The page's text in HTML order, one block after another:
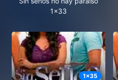
1x33
1x35